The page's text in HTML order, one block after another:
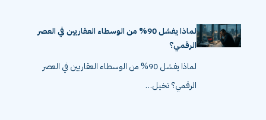
لماذا يفشل 90% من الوسطاء العقاريين في العصر
الرقمي؟
لماذا يفشل 90% من الوسطاء العقاريين في العصر
الرقمي؟ تخيل…